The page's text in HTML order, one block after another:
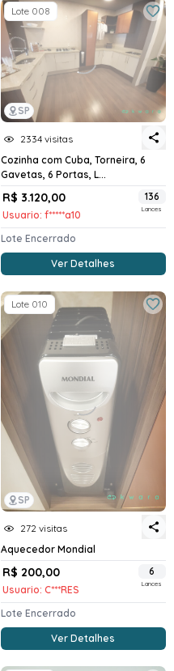
SP
Lote 008
2334 visitas
Cozinha com Cuba, Torneira, 6
Gavetas, 6 Portas, L...
R$ 3.120,00
Usuario: f*****a10
136
Lances
Lote Encerrado
Ver Detalhes
SP
Lote 010
272 visitas
Aquecedor Mondial
R$ 200,00
Usuario: C***RES
6
Lances
Lote Encerrado
Ver Detalhes